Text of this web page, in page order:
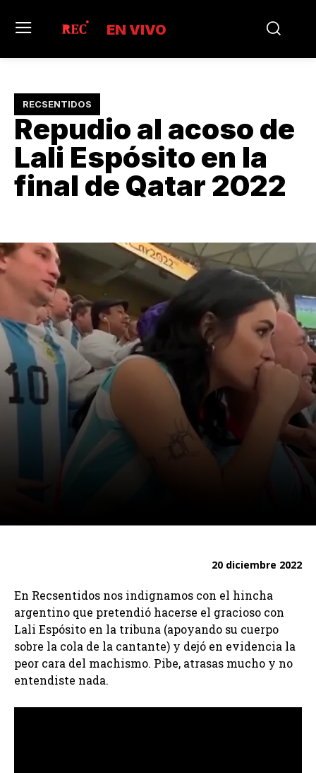
EN VIVO
RECSENTIDOS
Repudio al acoso de
Lali Espósito en la
final de Qatar 2022
20 diciembre 2022
En Recsentidos nos indignamos con el hincha
argentino que pretendió hacerse el gracioso con
Lali Espósito en la tribuna (apoyando su cuerpo
sobre la cola de la cantante) y dejó en evidencia la
peor cara del machismo. Pibe, atrasas mucho y no
entendiste nada.